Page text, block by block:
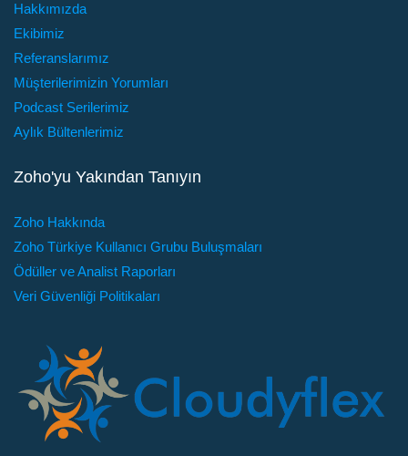
Hakkımızda
Ekibimiz
Referanslarımız
Müşterilerimizin Yorumları
Podcast Serilerimiz
Aylık Bültenlerimiz
Zoho'yu Yakından Tanıyın
Zoho Hakkında
Zoho Türkiye Kullanıcı Grubu Buluşmaları
Ödüller ve Analist Raporları
Veri Güvenliği Politikaları